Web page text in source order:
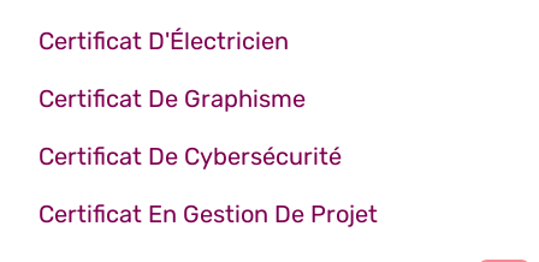
Certificat D'Électricien
Certificat De Graphisme
Certificat De Cybersécurité
Certificat En Gestion De Projet